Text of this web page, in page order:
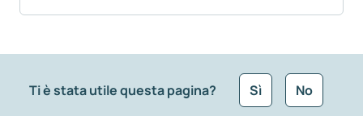
Ti è stata utile questa pagina? Sì No